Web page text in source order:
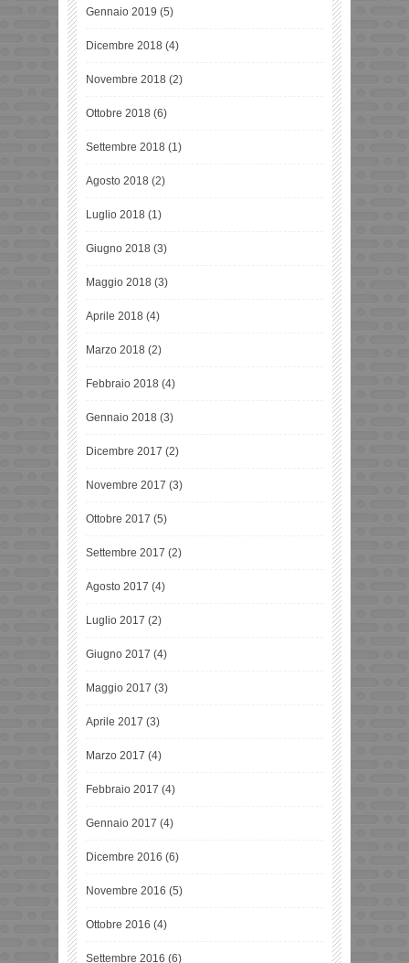
Gennaio 2019 (5)
Dicembre 2018 (4)
Novembre 2018 (2)
Ottobre 2018 (6)
Settembre 2018 (1)
Agosto 2018 (2)
Luglio 2018 (1)
Giugno 2018 (3)
Maggio 2018 (3)
Aprile 2018 (4)
Marzo 2018 (2)
Febbraio 2018 (4)
Gennaio 2018 (3)
Dicembre 2017 (2)
Novembre 2017 (3)
Ottobre 2017 (5)
Settembre 2017 (2)
Agosto 2017 (4)
Luglio 2017 (2)
Giugno 2017 (4)
Maggio 2017 (3)
Aprile 2017 (3)
Marzo 2017 (4)
Febbraio 2017 (4)
Gennaio 2017 (4)
Dicembre 2016 (6)
Novembre 2016 (5)
Ottobre 2016 (4)
Settembre 2016 (6)